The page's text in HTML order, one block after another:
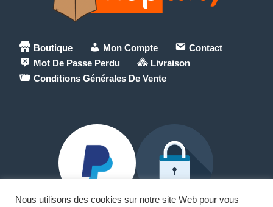
Boutique Mon Compte
Contact
Mot De Passe Perdu
Livraison
Conditions Générales De Vente
Nous utilisons des cookies sur notre site Web pour vous